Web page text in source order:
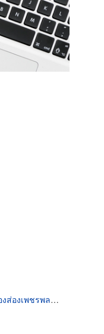
ลอยและทองรูปพรรณ